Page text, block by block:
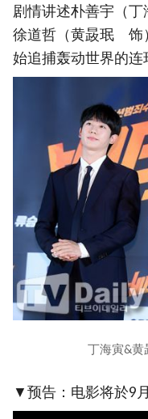
剧情讲述朴善宇（
徐道哲（黄晸珉 饰
始追捕轰动世界的连
丁海寅&黄
▼预告：电影将於9